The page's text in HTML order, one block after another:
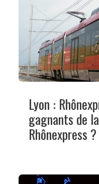
Lyon :
gagnants de
Rhônexpress ?